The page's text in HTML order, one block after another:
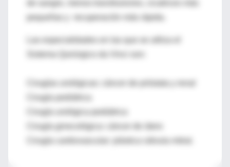
de sangre, menos transfusiones, cicatrices más
pequeñas y recuperación más rápida.
Sistema Quirúrgico da Vinci son:
Cirugías urológicas: cáncer de próstata y renal
Cirugía pediátrica
Cirugía urológica pediátrica
Cirugía ginecológica: cáncer de útero
Cirugía cardiovascular: plástica válvula mitral.